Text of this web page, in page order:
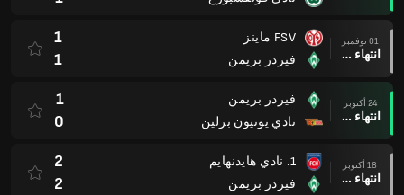
01 نوفمبر
انتهاء وقت المباراة
FSV ماينز
فيردر بريمن
1
1
24 أكتوبر
انتهاء وقت المباراة
فيردر بريمن
نادي يونيون برلين
1
0
18 أكتوبر
انتهاء وقت المباراة
1. نادي هايدنهايم
فيردر بريمن
2
2